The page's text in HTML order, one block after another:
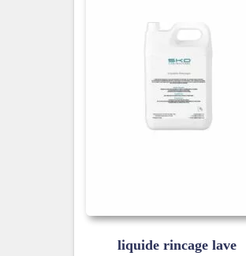
liquide rincage lave